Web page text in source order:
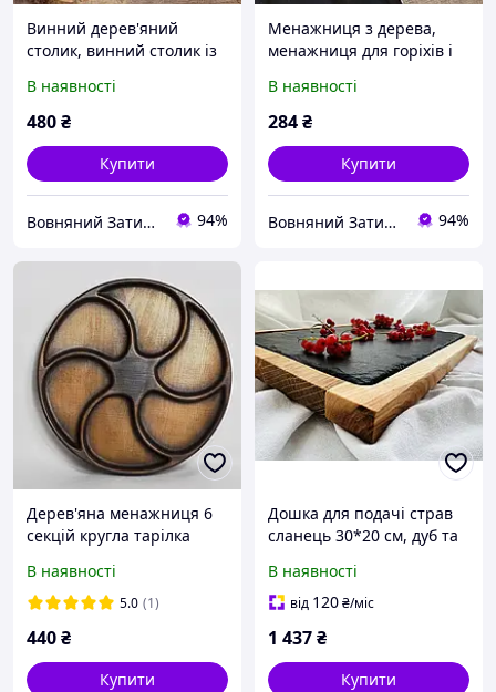
Винний дерев'яний
столик, винний столик із
В наявності
480₴
Купити
Вовняний Затишок 94%
Менажниця з дерева,
менажниця для горіхів і
секційна для подавання
страв із дуба
В наявності
284₴
Купити
Вовняний Затишок 94%
Дерев'яна менажниця 6
секцій кругла тарілка
В наявності
5.0 (1)
440₴
Купити
Дошка для подачі страв
сланець 30*20 см, дуб та
В наявності
від 120₴/міс
1 437₴
Купити